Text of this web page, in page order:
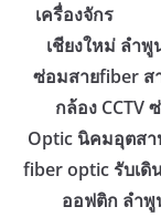
เครื่องจักร
เชียงใหม่ ลำ
ซ่อมสายfiber ส
กล้อง CCTV
Optic นิคมอุตสา
fiber optic รับเดิ
ออฟติก ลำพู